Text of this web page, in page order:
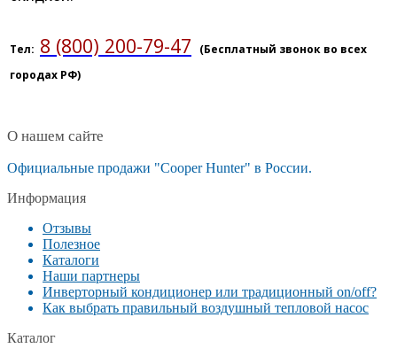
Тел: 8 (800) 200-79-47
(Бесплатный звонок во всех
городах РФ)
О нашем сайте
Официальные продажи "Cooper Hunter" в России.
Информация
Отзывы
Полезное
Каталоги
Наши партнеры
Инверторный кондиционер или традиционный on/off?
Как выбрать правильный воздушный тепловой насос
Каталог